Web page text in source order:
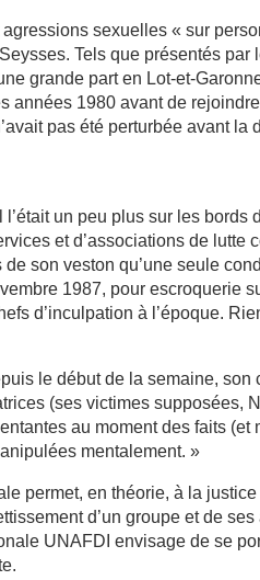
sexuelles « sur
Tels que présentés par
grande part en Lot-et-
années 1980 avant de
pas été perturbée avant la
un peu plus sur les bords
et d’associations de lutte
son veston qu’une seule
1987, pour escroquerie
d’inculpation à l’époque.
le début de la semaine, son
(ses victimes supposées,
au moment des faits (et
mentalement. »
permet, en théorie, à la
d’un groupe et de
UNAFDI envisage de se